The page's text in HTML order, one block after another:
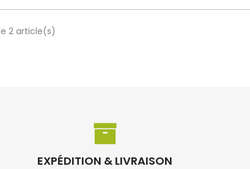
2 article(s)
EXPÉDITION & LIVRAISON